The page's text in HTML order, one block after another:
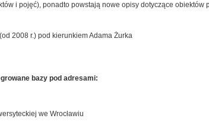
i pojęć), ponadto powstają nowe opisy dotyczące obiektów
2008 r.) pod kierunkiem Adama Żurka
bazy pod adresami:
we Wrocławiu